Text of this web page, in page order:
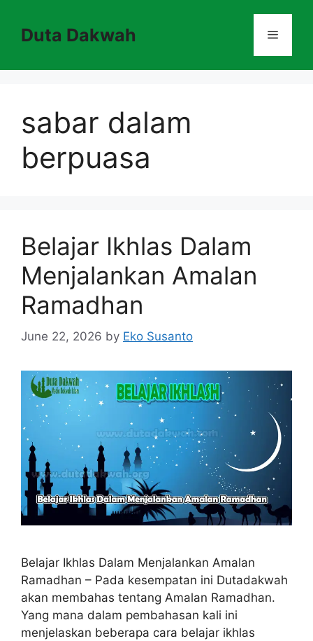
contentDuta Dakwah Menu
sabar dalam
berpuasa
Belajar Ikhlas Dalam
Menjalankan Amalan
Ramadhan
June 22, 2026 by Eko Susanto
Belajar Ikhlas Dalam Menjalankan Amalan
Ramadhan – Pada kesempatan ini Dutadakwah
akan membahas tentang Amalan Ramadhan.
Yang mana dalam pembahasan kali ini
menjelaskan beberapa cara belajar ikhlas